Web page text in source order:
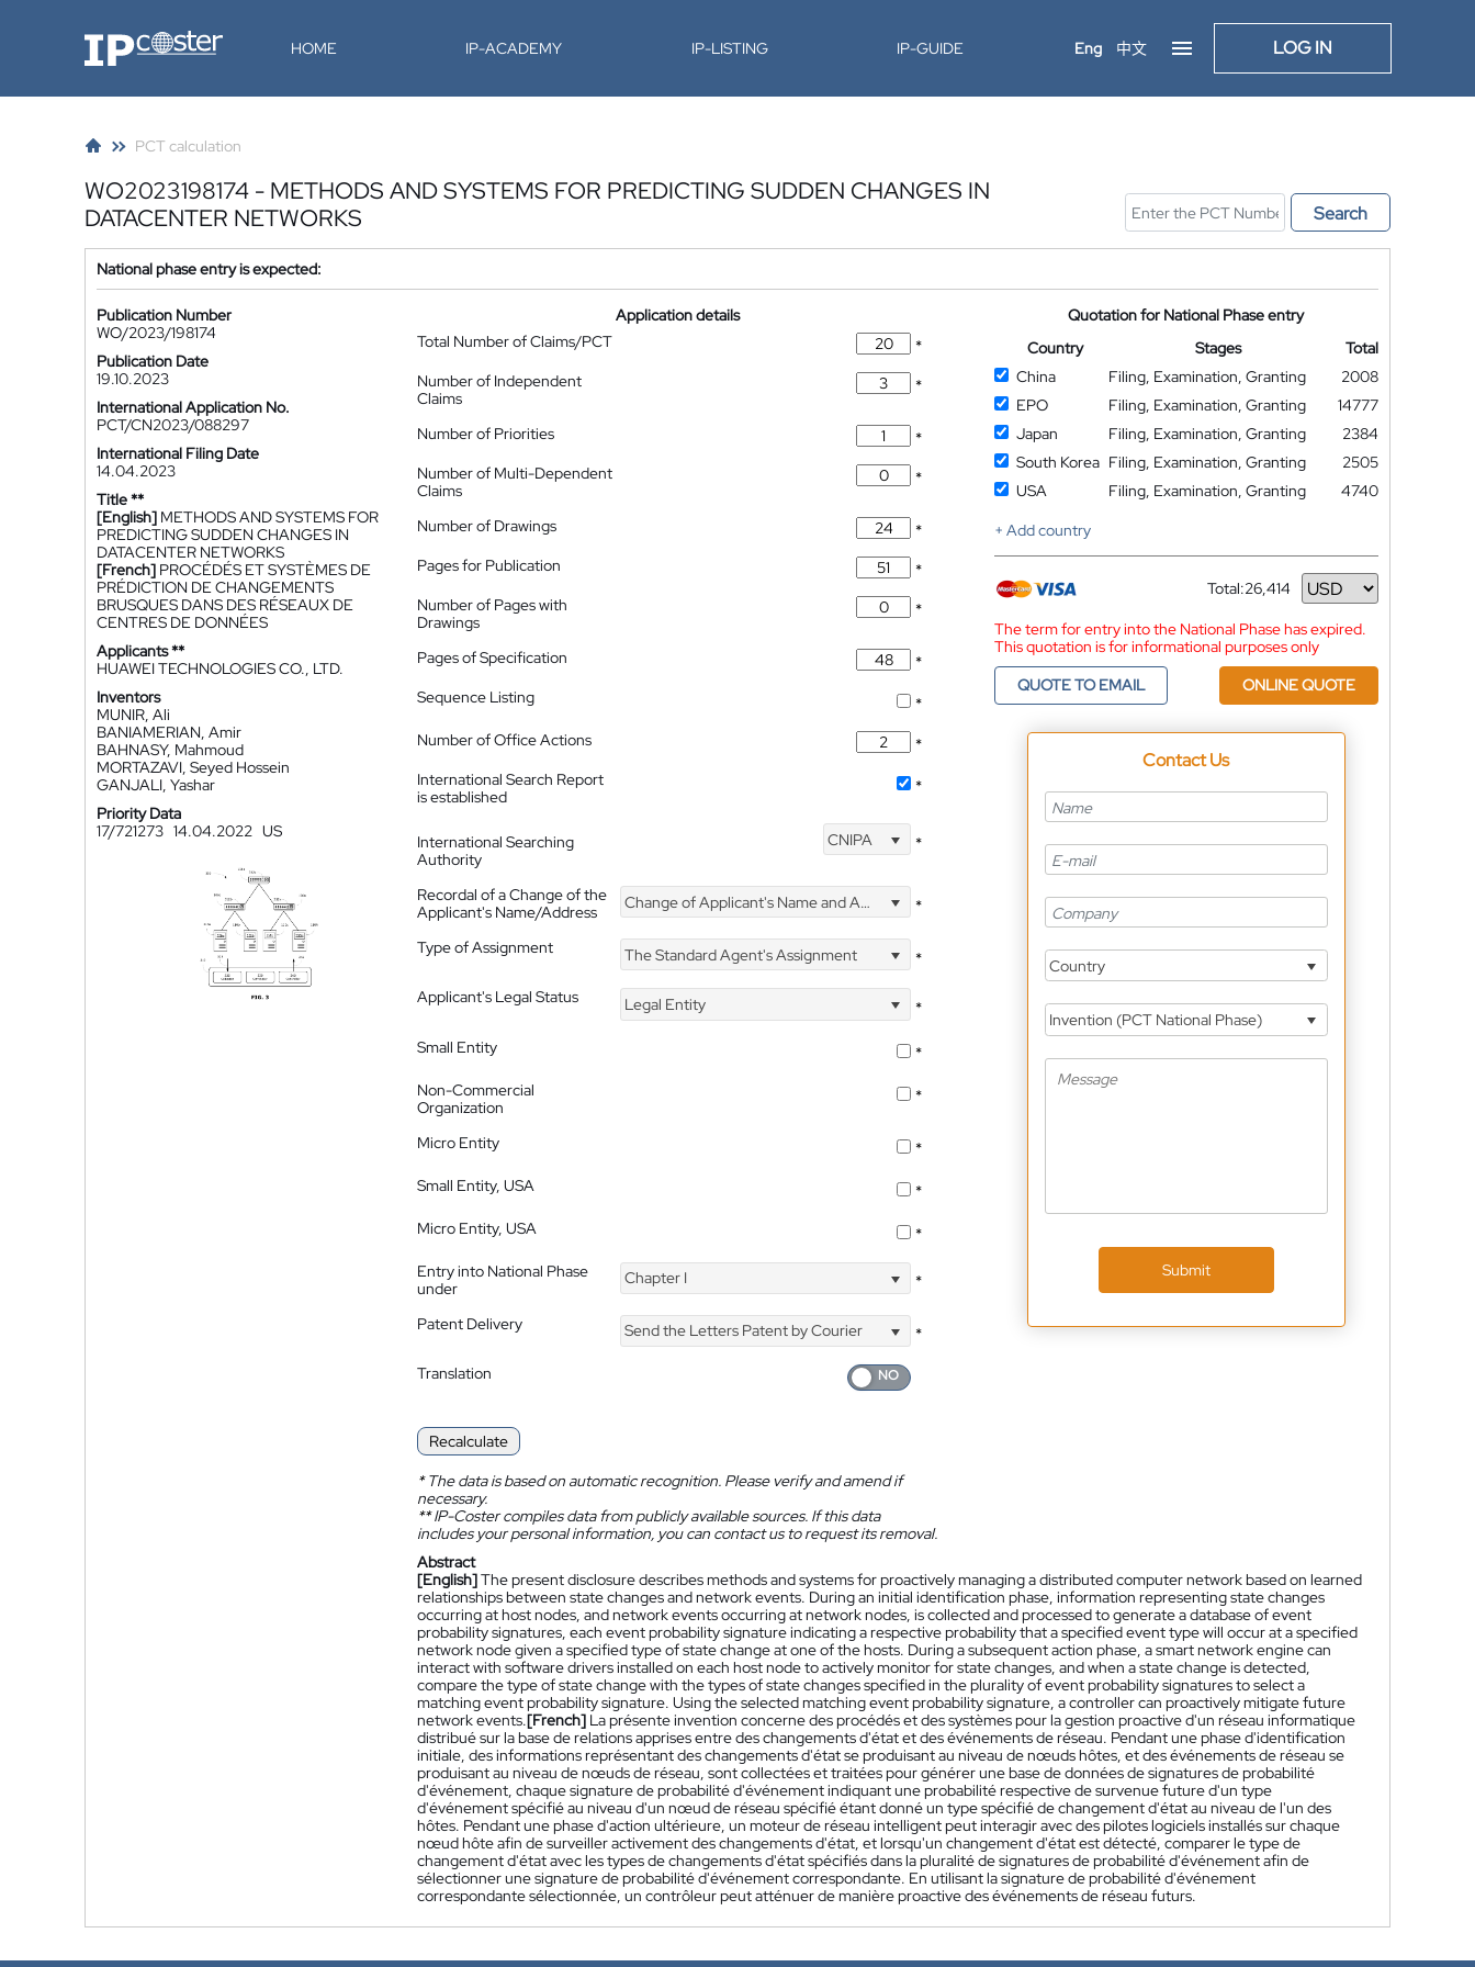
IP-Coster HOME IP-ACADEMY IP-LISTING IP-GUIDE Eng 中文 LOG IN
PCT calculation
WO2023198174 - METHODS AND SYSTEMS FOR PREDICTING SUDDEN CHANGES IN
DATACENTER NETWORKS
Search
National phase entry is expected:
Publication Number
WO/2023/198174
Publication Date
19.10.2023
International Application No.
PCT/CN2023/088297
International Filing Date
14.04.2023
Title **
[English] METHODS AND SYSTEMS FOR
PREDICTING SUDDEN CHANGES IN
DATACENTER NETWORKS
[French] PROCÉDÉS ET SYSTÈMES DE
PRÉDICTION DE CHANGEMENTS
BRUSQUES DANS DES RÉSEAUX DE
CENTRES DE DONNÉES
Applicants **
HUAWEI TECHNOLOGIES CO., LTD.
Inventors
MUNIR, Ali
BANIAMERIAN, Amir
BAHNASY, Mahmoud
MORTAZAVI, Seyed Hossein
GANJALI, Yashar
Priority Data
17/721273 14.04.2022 US
Application details
Total Number of Claims/PCT
*
Number of Independent
Claims
*
Number of Priorities
*
Number of Multi-Dependent
Claims
*
Number of Drawings
*
Pages for Publication
*
Number of Pages with
Drawings
*
Pages of Specification
*
Sequence Listing
*
Number of Office Actions
*
International Search Report
is established
*
International Searching
Authority
CNIPA *
Recordal of a Change of the
Applicant's Name/Address
Change of Applicant's Name and Address *
Type of Assignment The Standard Agent's Assignment
*
Applicant's Legal Status
Legal Entity
*
Small Entity
*
Non-Commercial
Organization
*
Micro Entity
*
Small Entity, USA
*
Micro Entity, USA
*
Entry into National Phase
under
Chapter I *
Patent Delivery Send the Letters Patent by Courier
*
Translation
Recalculate
*The data is based on automatic recognition. Please verify and amend if
necessary.
**IP-Coster compiles data from publicly available sources. If this data
includes your personal information, you can contact us to request its removal.
Quotation for National Phase entry
Country
Stages
Total
China
Filing, Examination, Granting
2008
EPO
Filing, Examination, Granting
14777
Japan
Filing, Examination, Granting
2384
South Korea Filing, Examination, Granting
2505
USA
Filing, Examination, Granting
4740
+ Add country
Total:26,414
Currency
The term for entry into the National Phase has expired.
This quotation is for informational purposes only
QUOTE TO EMAIL
ONLINE QUOTE
Contact Us
Country
Invention (PCT National Phase)
Submit
Abstract
[English]The present disclosure describes methods and systems for proactively managing a distributed computer network based on learned
relationships between state changes and network events. During an initial identification phase, information representing state changes
occurring at host nodes, and network events occurring at network nodes, is collected and processed to generate a database of event
probability signatures, each event probability signature indicating a respective probability that a specified event type will occur at a specified
network node given a specified type of state change at one of the hosts. During a subsequent action phase, a smart network engine can
interact with software drivers installed on each host node to actively monitor for state changes, and when a state change is detected,
compare the type of state change with the types of state changes specified in the plurality of event probability signatures to select a
matching event probability signature. Using the selected matching event probability signature, a controller can proactively mitigate future
network events.[French] La présente invention concerne des procédés et des systèmes pour la gestion proactive d'un réseau informatique
distribué sur la base de relations apprises entre des changements d'état et des événements de réseau. Pendant une phase d'identification
initiale, des informations représentant des changements d'état se produisant au niveau de nœuds hôtes, et des événements de réseau se
produisant au niveau de nœuds de réseau, sont collectées et traitées pour générer une base de données de signatures de probabilité
d'événement, chaque signature de probabilité d'événement indiquant une probabilité respective de survenue future d'un type
d'événement spécifié au niveau d'un nœud de réseau spécifié étant donné un type spécifié de changement d'état au niveau de l'un des
hôtes. Pendant une phase d'action ultérieure, un moteur de réseau intelligent peut interagir avec des pilotes logiciels installés sur chaque
nœud hôte afin de surveiller activement des changements d'état, et lorsqu'un changement d'état est détecté, comparer le type de
changement d'état avec les types de changements d'état spécifiés dans la pluralité de signatures de probabilité d'événement afin de
sélectionner une signature de probabilité d'événement correspondante. En utilisant la signature de probabilité d'événement
correspondante sélectionnée, un contrôleur peut atténuer de manière proactive des événements de réseau futurs.